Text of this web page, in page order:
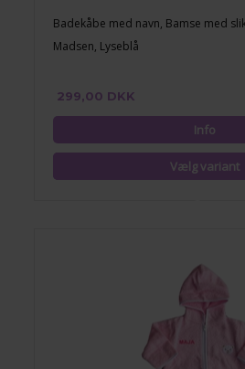
Badekåbe med navn, Bamse med
Madsen, Lyseblå
299,00 DKK